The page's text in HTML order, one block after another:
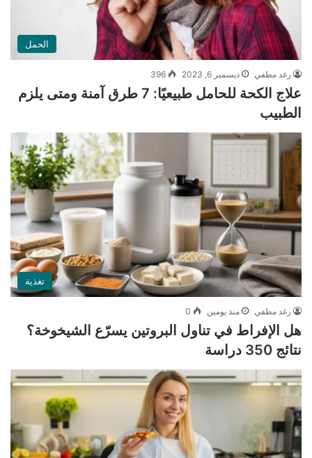
الحمل
رغد مطفي ديسمبر 6, 2023 396
علاج الكحة للحامل طبيعيًا: 7 طرق آمنة ومتى يلزم
الطبيب
تغذية
رغد مطفي منذ يومين 0
هل الإفراط في تناول البروتين يسرّع الشيخوخة؟
نتائج 350 دراسة